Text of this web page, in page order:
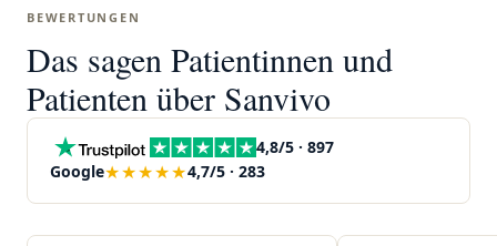
BEWERTUNGEN
Das sagen Patientinnen und
Patienten über Sanvivo
4,8/5 · 897
Google★★★★★4,7/5 · 283